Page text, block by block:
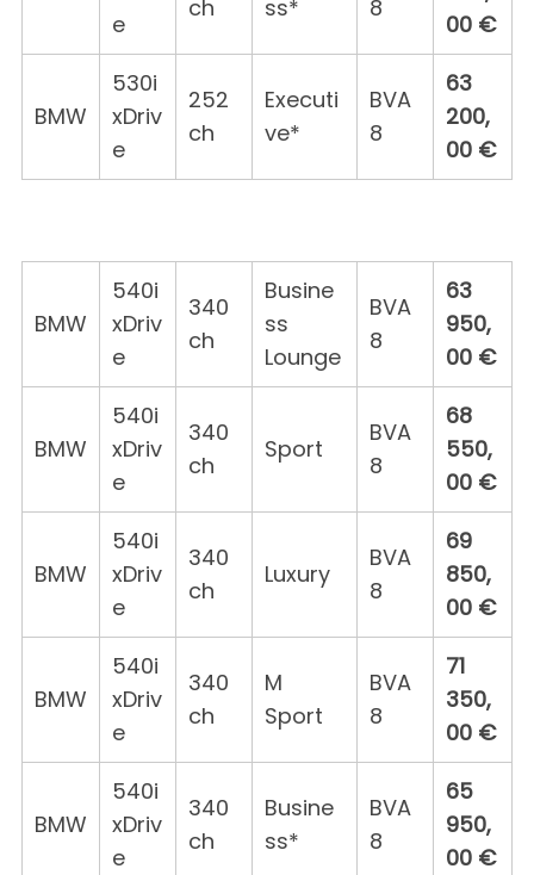
e
ch ss* 8
00 €
BMW
530i
xDriv
e
252
ch
Executi
ve*
BVA
8
63
200,
00 €
BMW
540i
xDriv
e
340
ch
Busine
ss
Lounge
BVA
8
63
950,
00 €
BMW
540i
xDriv
e
340
ch
Sport
BVA
8
68
550,
00 €
BMW
540i
xDriv
e
340
ch
Luxury
BVA
8
69
850,
00 €
BMW
540i
xDriv
e
340
ch
M
Sport
BVA
8
71
350,
00 €
BMW
540i
xDriv
e
340
ch
Busine
ss*
BVA
8
65
950,
00 €